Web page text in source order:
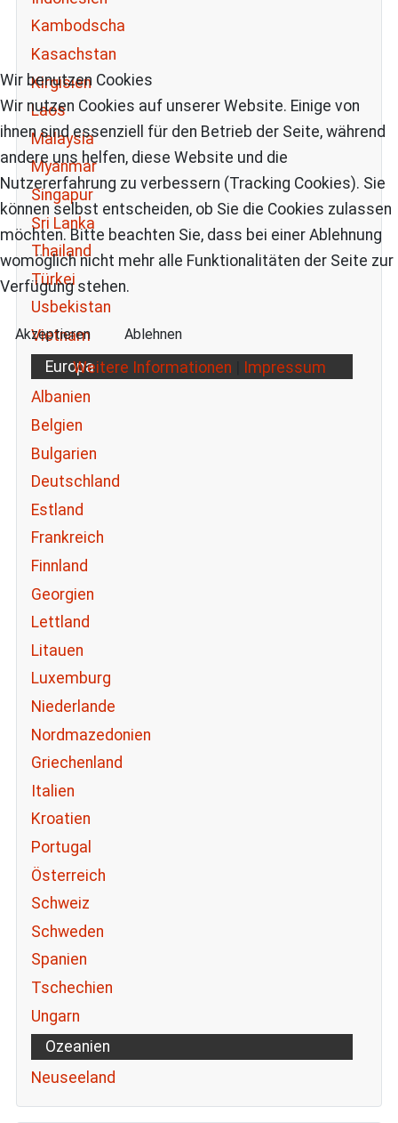
Kambodscha
Kasachstan
Kirgisien
Laos
Malaysia
Myanmar
Singapur
Sri Lanka
Thailand
Türkei
Usbekistan
Vietnam
Europa
Albanien
Belgien
Bulgarien
Deutschland
Estland
Frankreich
Finnland
Georgien
Lettland
Litauen
Luxemburg
Niederlande
Nordmazedonien
Griechenland
Italien
Kroatien
Portugal
Österreich
Schweiz
Schweden
Spanien
Tschechien
Ungarn
Ozeanien
Neuseeland
Wir benutzen Cookies
Wir nutzen Cookies auf unserer Website. Einige von
ihnen sind essenziell für den Betrieb der Seite, während
andere uns helfen, diese Website und die
Nutzererfahrung zu verbessern (Tracking Cookies). Sie
können selbst entscheiden, ob Sie die Cookies zulassen
möchten. Bitte beachten Sie, dass bei einer Ablehnung
womöglich nicht mehr alle Funktionalitäten der Seite zur
Verfügung stehen.
Akzeptieren Ablehnen
Weitere Informationen Impressum